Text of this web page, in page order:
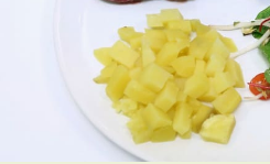
Škola vaření
Recepty z TV
Speciál: Cuketa